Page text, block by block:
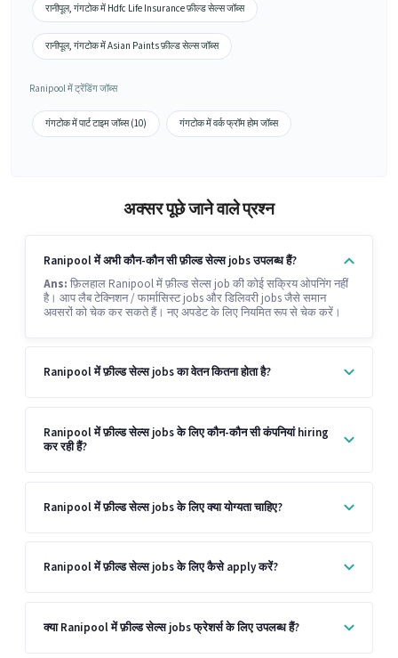
रानीपूल, गंगटोक में Hdfc Life Insurance फ़ील्ड सेल्स जॉब्स
रानीपूल, गंगटोक में Asian Paints फ़ील्ड सेल्स जॉब्स
Ranipool में ट्रेंडिंग जॉब्स
गंगटोक में पार्ट टाइम जॉब्स (10) गंगटोक में वर्क फ्रॉम होम जॉब्स
अक्सर पूछे जाने वाले प्रश्न
Ranipool में अभी कौन-कौन सी फ़ील्ड सेल्स jobs उपलब्ध हैं?
Ans: फ़िलहाल Ranipool में फ़ील्ड सेल्स job की कोई सक्रिय ओपनिंग नहीं
है। आप लैब टेक्निशन / फार्मासिस्ट jobs और डिलिवरी jobs जैसे समान
अवसरों को चेक कर सकते हैं। नए अपडेट के लिए नियमित रूप से चेक करें।
Ranipool में फ़ील्ड सेल्स jobs का वेतन कितना होता है?
Ranipool में फ़ील्ड सेल्स jobs के लिए कौन-कौन सी कंपनियां hiring
कर रही हैं?
Ranipool में फ़ील्ड सेल्स jobs के लिए क्या योग्यता चाहिए?
Ranipool में फ़ील्ड सेल्स jobs के लिए कैसे apply करें?
क्या Ranipool में फ़ील्ड सेल्स jobs फ्रेशर्स के लिए उपलब्ध हैं?